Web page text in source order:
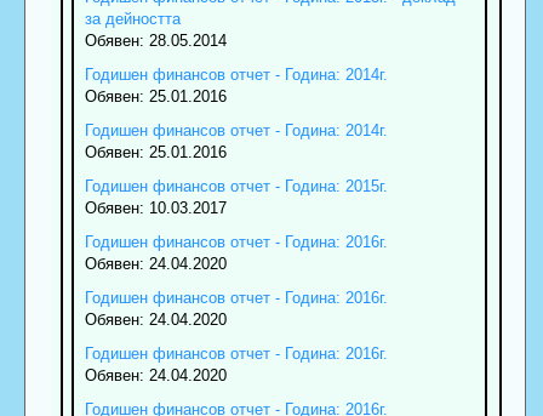
за дейността
Обявен: 28.05.2014
Годишен финансов отчет - Година: 2014г.
Обявен: 25.01.2016
Годишен финансов отчет - Година: 2014г.
Обявен: 25.01.2016
Годишен финансов отчет - Година: 2015г.
Обявен: 10.03.2017
Годишен финансов отчет - Година: 2016г.
Обявен: 24.04.2020
Годишен финансов отчет - Година: 2016г.
Обявен: 24.04.2020
Годишен финансов отчет - Година: 2016г.
Обявен: 24.04.2020
Годишен финансов отчет - Година: 2016г.